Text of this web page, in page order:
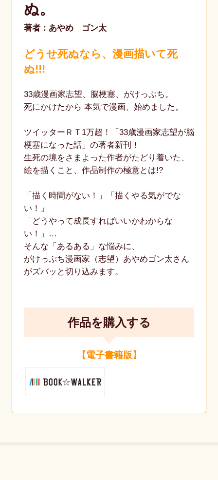
ぬ。
著者：あやめ ゴン太
どうせ死ぬなら、漫画描いて死
ぬ!!!
33歳漫画家志望、脳梗塞、がけっぷち。
死にかけたから 本気で漫画、始めました。
ツイッターＲＴ1万超！「33歳漫画家志望が脳
梗塞になった話」の著者新刊！
生死の境をさまよった作者がたどり着いた、
絵を描くこと、作品制作の極意とは!?
「描く時間がない！」「描くやる気がでな
い！」
「どうやって成長すればいいかわからな
い！」…
そんな「あるある」な悩みに、
がけっぷち漫画家（志望）あやめゴン太さん
がズバッと切り込みます。
作品を購入する
【電子書籍版】